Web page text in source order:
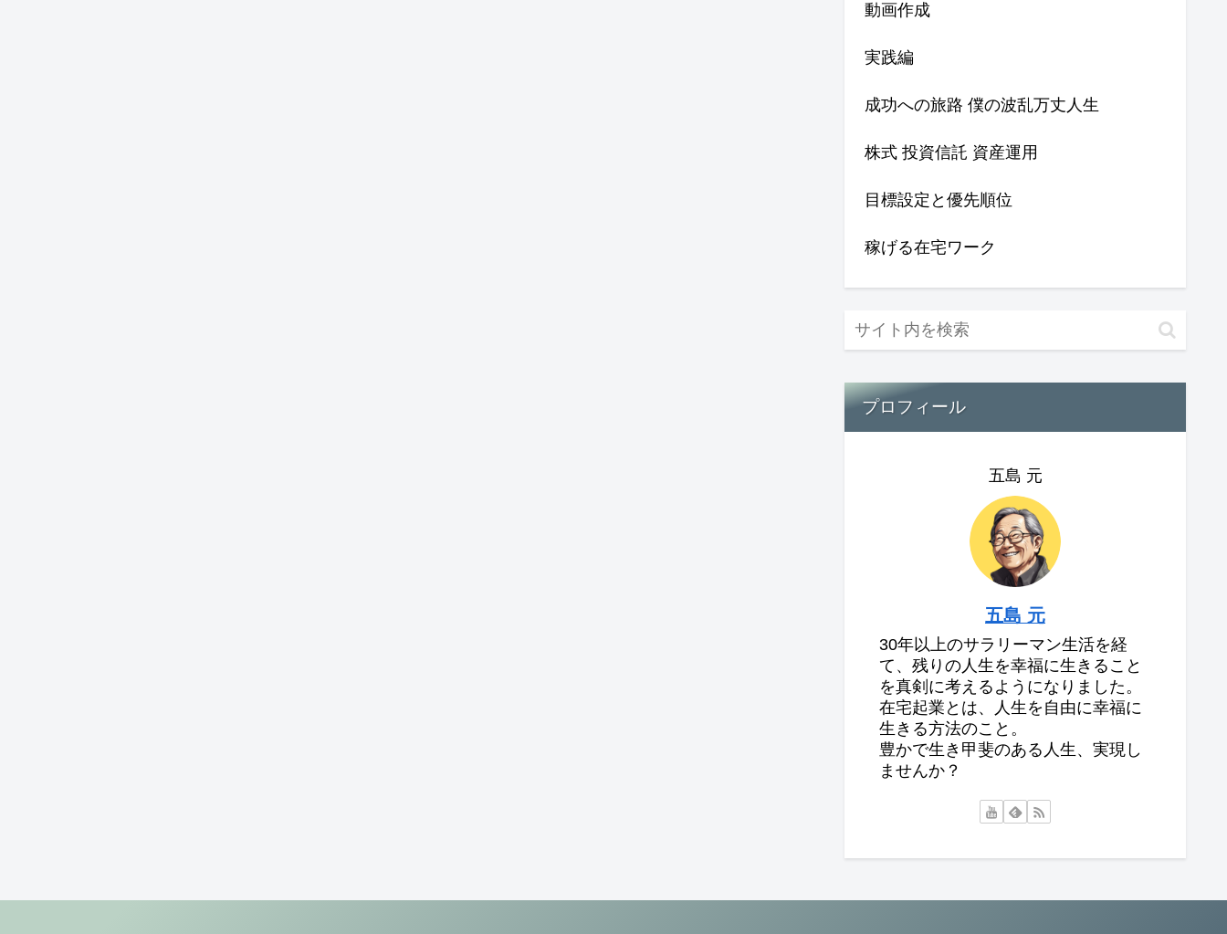
動画作成
実践編
成功への旅路 僕の波乱万丈人生
株式 投資信託 資産運用
目標設定と優先順位
稼げる在宅ワーク
プロフィール
五島 元
五島 元
30年以上のサラリーマン生活を経
て、残りの人生を幸福に生きること
を真剣に考えるようになりました。
在宅起業とは、人生を自由に幸福に
生きる方法のこと。
豊かで生き甲斐のある人生、実現し
ませんか？